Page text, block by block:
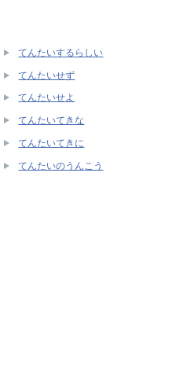
てんたいするらしい
てんたいせず
てんたいせよ
てんたいてきな
てんたいてきに
てんたいのうんこう